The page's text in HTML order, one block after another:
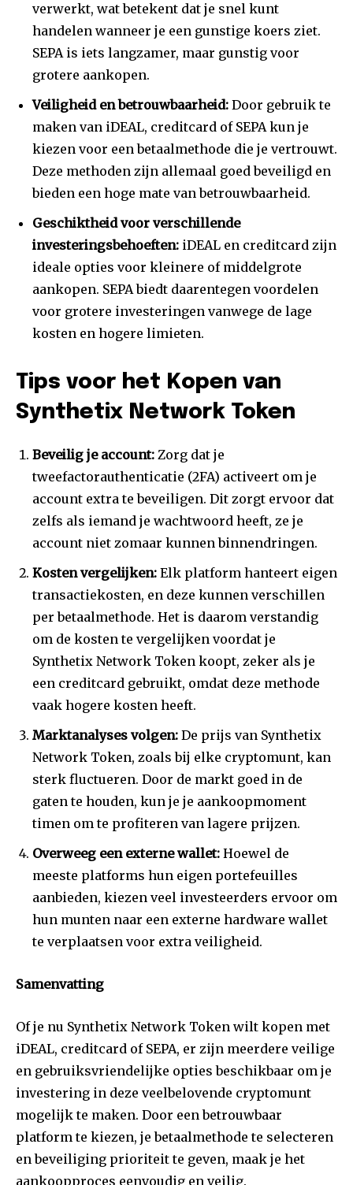
verwerkt, wat betekent dat je snel kunt
handelen wanneer je een gunstige koers ziet.
SEPA is iets langzamer, maar gunstig voor
grotere aankopen.
Veiligheid en betrouwbaarheid: Door gebruik te
maken van iDEAL, creditcard of SEPA kun je
kiezen voor een betaalmethode die je vertrouwt.
Deze methoden zijn allemaal goed beveiligd en
bieden een hoge mate van betrouwbaarheid.
Geschiktheid voor verschillende
investeringsbehoeften: iDEAL en creditcard zijn
ideale opties voor kleinere of middelgrote
aankopen. SEPA biedt daarentegen voordelen
voor grotere investeringen vanwege de lage
kosten en hogere limieten.
Tips voor het Kopen van
Synthetix Network Token
Beveilig je account: Zorg dat je
tweefactorauthenticatie (2FA) activeert om je
account extra te beveiligen. Dit zorgt ervoor dat
zelfs als iemand je wachtwoord heeft, ze je
account niet zomaar kunnen binnendringen.
Kosten vergelijken: Elk platform hanteert eigen
transactiekosten, en deze kunnen verschillen
per betaalmethode. Het is daarom verstandig
om de kosten te vergelijken voordat je
Synthetix Network Token koopt, zeker als je
een creditcard gebruikt, omdat deze methode
vaak hogere kosten heeft.
Marktanalyses volgen: De prijs van Synthetix
Network Token, zoals bij elke cryptomunt, kan
sterk fluctueren. Door de markt goed in de
gaten te houden, kun je je aankoopmoment
timen om te profiteren van lagere prijzen.
Overweeg een externe wallet: Hoewel de
meeste platforms hun eigen portefeuilles
aanbieden, kiezen veel investeerders ervoor om
hun munten naar een externe hardware wallet
te verplaatsen voor extra veiligheid.
Samenvatting
Of je nu Synthetix Network Token wilt kopen met
iDEAL, creditcard of SEPA, er zijn meerdere veilige
en gebruiksvriendelijke opties beschikbaar om je
investering in deze veelbelovende cryptomunt
mogelijk te maken. Door een betrouwbaar
platform te kiezen, je betaalmethode te selecteren
en beveiliging prioriteit te geven, maak je het
aankoopproces eenvoudig en veilig.